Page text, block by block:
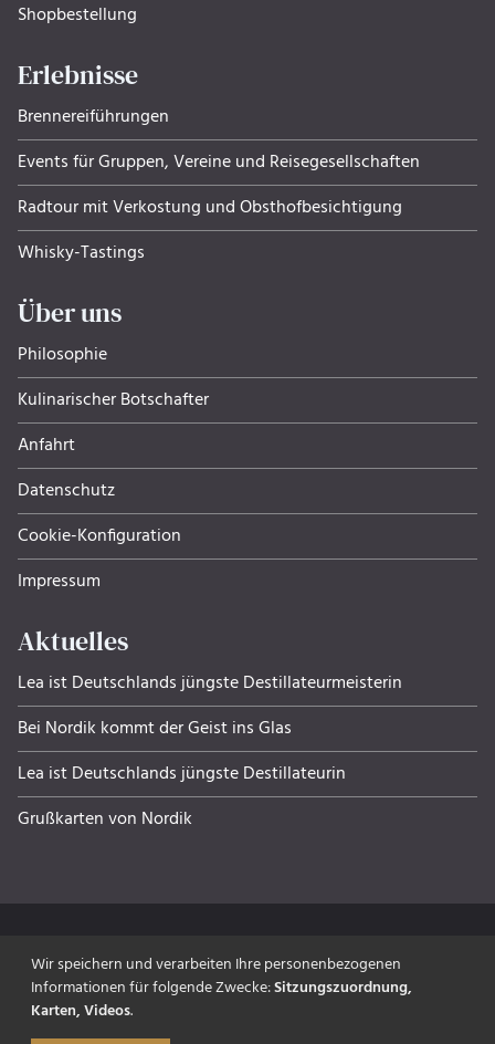
Shopbestellung
Erlebnisse
Brennereiführungen
Events für Gruppen, Ver­eine und Rei­se­ge­sell­schaf­ten
Radtour mit Verkostung und Obsthof­be­sich­ti­gung
Whisky-Tastings
Über uns
Philosophie
Kulinarischer Botschafter
Anfahrt
Datenschutz
Cookie-Konfiguration
Impressum
Aktuelles
Lea ist Deutschlands jüngste Destillateurmeisterin
Bei Nordik kommt der Geist ins Glas
Lea ist Deutschlands jüngste Destillateurin
Grußkarten von Nordik
© 2026 NORDIK Edelbrennerei &
Wir speichern und verarbeiten Ihre personenbezogenen
Informationen für folgende Zwecke:Sitzungszuordnung,
Karten, Videos.